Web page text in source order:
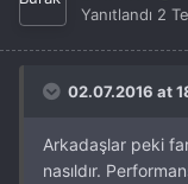
Yanıtlandı 2
02.07.2016 at
Arkadaşlar peki
nasıldır.